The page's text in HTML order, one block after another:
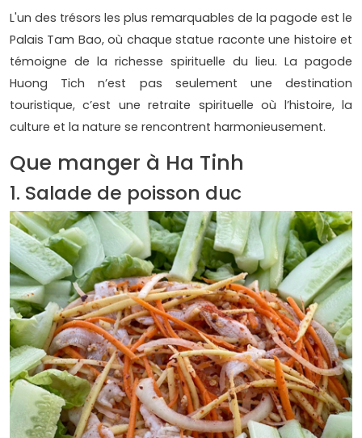
L'un des trésors les plus remarquables de la pagode est le
Palais Tam Bao, où chaque statue raconte une histoire et
témoigne de la richesse spirituelle du lieu. La pagode
Huong Tich n’est pas seulement une destination
touristique, c’est une retraite spirituelle où l’histoire, la
culture et la nature se rencontrent harmonieusement.
Que manger à Ha Tinh
1. Salade de poisson duc